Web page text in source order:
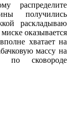
распределите
получились
раскладываю
оказывается
хватает на
массу на
по сковороде